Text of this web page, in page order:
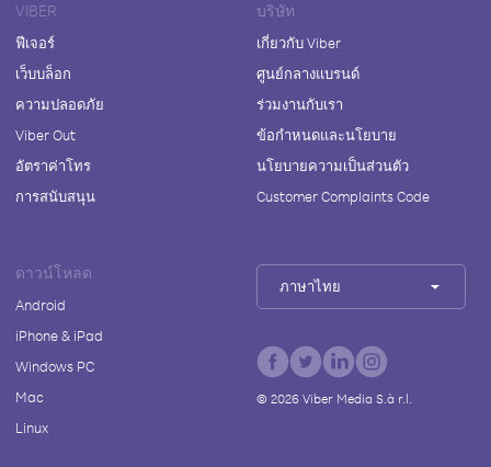
VIBER
ฟีเจอร์
เว็บบล็อก
ความปลอดภัย
Viber Out
อัตราค่าโทร
การสนับสนุน
บริษัท
เกี่ยวกับ Viber
ศูนย์กลางแบรนด์
ร่วมงานกับเรา
ข้อกำหนดและนโยบาย
นโยบายความเป็นส่วนตัว
Customer Complaints Code
ดาวน์โหลด
Android
iPhone & iPad
Windows PC
Mac
Linux
ภาษาไทย
© 2026Viber Media S.à r.l.